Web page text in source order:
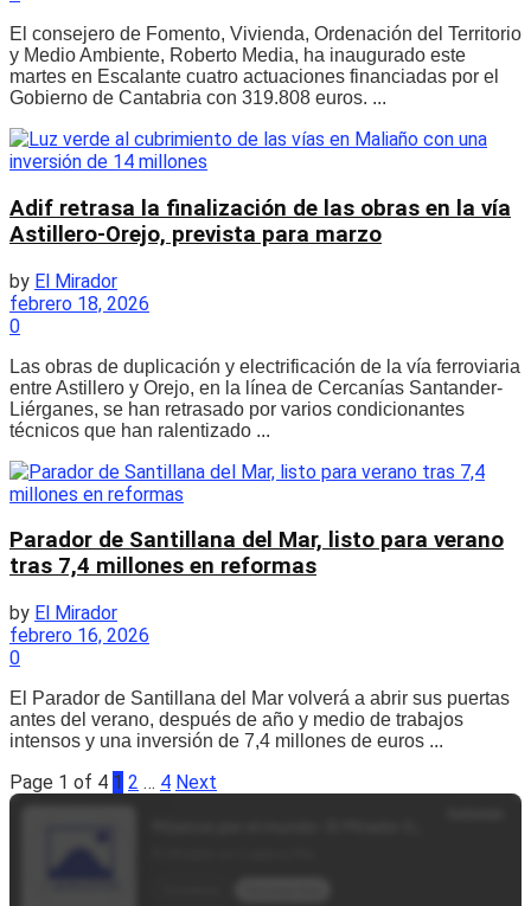
El consejero de Fomento, Vivienda, Ordenación del Territorio
y Medio Ambiente, Roberto Media, ha inaugurado este
martes en Escalante cuatro actuaciones financiadas por el
Gobierno de Cantabria con 319.808 euros. ...
Adif retrasa la finalización de las obras en la vía
Astillero-Orejo, prevista para marzo
by El Mirador
febrero 18, 2026
0
Las obras de duplicación y electrificación de la vía ferroviaria
entre Astillero y Orejo, en la línea de Cercanías Santander-
Liérganes, se han retrasado por varios condicionantes
técnicos que han ralentizado ...
Parador de Santillana del Mar, listo para verano
tras 7,4 millones en reformas
by El Mirador
febrero 16, 2026
0
El Parador de Santillana del Mar volverá a abrir sus puertas
antes del verano, después de año y medio de trabajos
intensos y una inversión de 7,4 millones de euros ...
Page 1 of 4 1 2 … 4 Next